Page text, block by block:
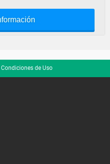
de Uso